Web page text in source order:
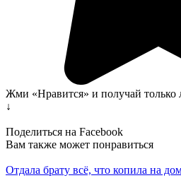
Жми «Нравится» и получай только
↓
Поделиться на Facebook
Вам также может понравиться
Отдала брату всё, что копила на